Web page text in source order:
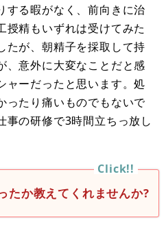
する暇がなく、前向きに治
授精もいずれは受けてみた
たが、朝精子を採取して持
、意外に大変なことだと感
ャーだったと思います。処
ったり痛いものでもないで
事の研修で3時間立ちっ放し
たか教えてくれませんか?